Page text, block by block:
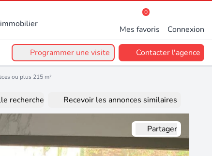
0
Mes favoris Connexion
Programmer une visite Contacter l'agence
ou plus 215 m²
recherche Recevoir les annonces similaires
Partager